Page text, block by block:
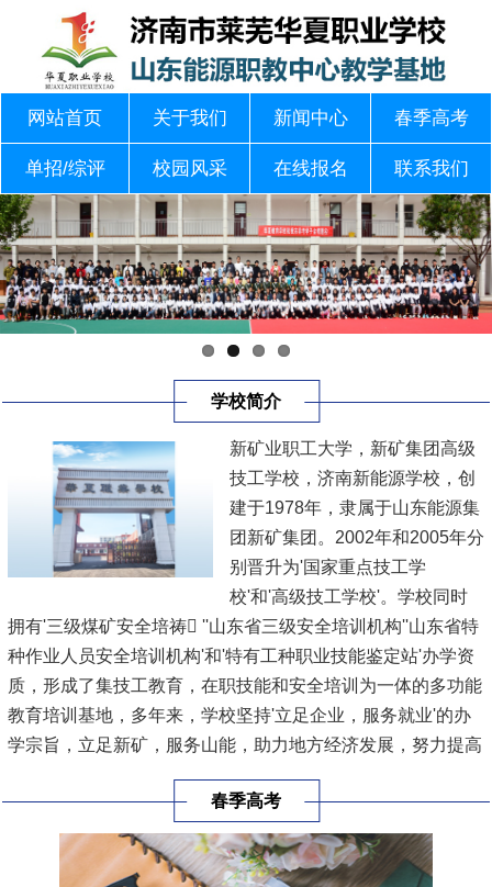
网站首页 关于我们 新闻中心 春季高考
单招/综评 校园风采 在线报名 联系我们
学校简介
新矿业职工大学，新矿集团高级
技工学校，济南新能源学校，创
建于1978年，隶属于山东能源集
团新矿集团。2002年和2005年分
别晋升为'国家重点技工学
校'和'高级技工学校'。学校同时
拥有'三级煤矿安全培祷 ''山东省三级安全培训机构''山东省特
种作业人员安全培训机构'和'特有工种职业技能鉴定站'办学资
质，形成了集技工教育，在职技能和安全培训为一体的多功能
教育培训基地，多年来，学校坚持'立足企业，服务就业'的办
学宗旨，立足新矿，服务山能，助力地方经济发展，努力提高
出毕业生1.8万余人，培训各类人员20余万人次。
学校于2021...[查看详情]
春季高考